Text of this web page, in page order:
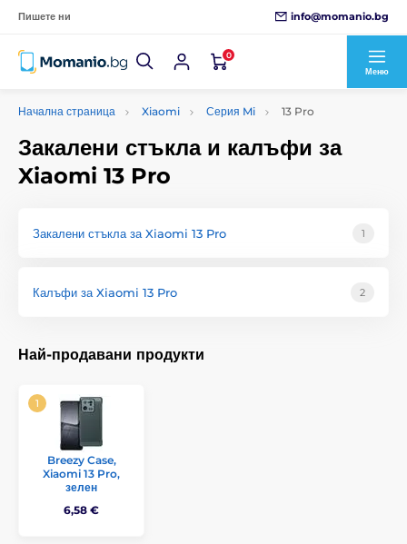
Пишете ни info@momanio.bg
0
Меню
Начална страница Xiaomi Серия Mi 13 Pro
Закалени стъкла и калъфи за
Xiaomi 13 Pro
Закалени стъкла за Xiaomi 13 Pro 1
Калъфи за Xiaomi 13 Pro 2
Най-продавани продукти
Breezy Case,
Xiaomi 13 Pro,
зелен
6,58 €